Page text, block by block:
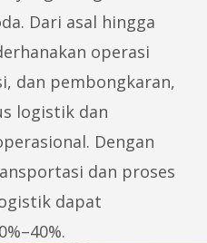
Dari asal hingga
operasi
dan pembongkaran,
logistik dan
Dengan
dan proses
dapat